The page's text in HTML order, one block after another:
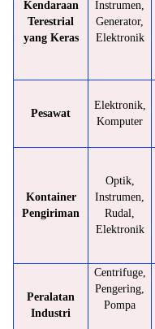
Kendaraan
Terestrial
yang Keras
Instrumen,
Generator,
Elektronik
Pesawat
Elektronik,
Komputer
Kontainer
Pengiriman
Optik,
Instrumen,
Rudal,
Elektronik
Peralatan
Industri
Centrifuge,
Pengering,
Pompa